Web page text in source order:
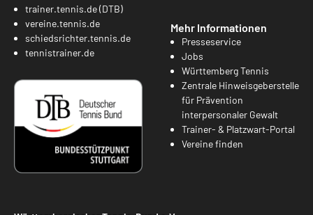
trainer.tennis.de (DTB)
vereine.tennis.de
schiedsrichter.tennis.de
tennistrainer.de
Mehr Informationen
Presseservice
Jobs
Württemberg Tennis
Zentrale Hinweisgeberstelle
für Prävention
interpersonaler Gewalt
Trainer- & Platzwart-Portal
Vereine finden